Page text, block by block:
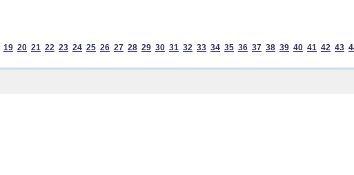
19 20 21 22 23 24 25 26 27 28 29 30 31 32 33 34 35 36 37 38 39 40 41 42 43